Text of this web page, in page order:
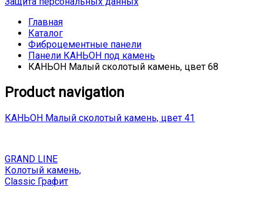
Главная
Каталог
Фиброцементные панели
Панели КАНЬОН под камень
КАНЬОН Малый сколотый камень, цвет 68
Product navigation
КАНЬОН Малый сколотый камень, цвет 41
GRAND LINE
Колотый камень,
Classic Графит